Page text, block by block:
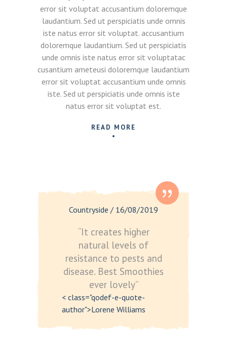
error sit voluptat accusantium doloremque
laudantium. Sed ut perspiciatis unde omnis
iste natus error sit voluptat. accusantium
doloremque laudantium. Sed ut perspiciatis
unde omnis iste natus error sit voluptatac
cusantium ameteusi doloremque laudantium
error sit voluptat accusantium unde omnis
iste. Sed ut perspiciatis unde omnis iste
natus error sit voluptat est.
READ MORE
Countryside / 16/08/2019
“It creates higher
natural levels of
resistance to pests and
disease. Best Smoothies
ever lovely”
< class="qodef-e-quote-
author">Lorene Williams